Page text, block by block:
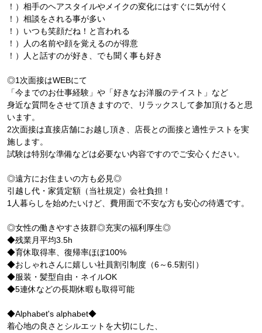
！）相手のヘアスタイルやメイクの変化にはすぐに気が付く
！）相談をされる事が多い
！）いつも笑顔だね！と言われる
！）人の名前や顔を覚えるのが得意
！）人と話すのが好き、でも聞く事も好き
◎1次面接はWEBにて
「今までのお仕事経験」や「好きなお洋服のテイスト」など
身近な質問をさせて頂きますので、リラックスして参加頂けると思
います。
2次面接は直接店舗にお越し頂き、店長との面接と適性テストを実
施します。
試験は特別な準備などは必要ない内容ですのでご安心ください。
◎遠方にお住まいの方も必見◎
引越し代・家賃定額（当社規定）会社負担！
1人暮らしを始めたいけど、費用面で不安な方も安心の待遇です。
◎女性の働きやすさ抜群◎充実の福利厚生◎
◆残業月平均3.5h
◆育休取得率、復帰率ほぼ100%
◆おしゃれさんに嬉しい社員割引制度（6～6.5割引）
◆服装・髪型自由・ネイルOK
◆5連休などの長期休暇も取得可能
◆Alphabet's alphabet◆
着心地の良さとシルエットを大切にした、